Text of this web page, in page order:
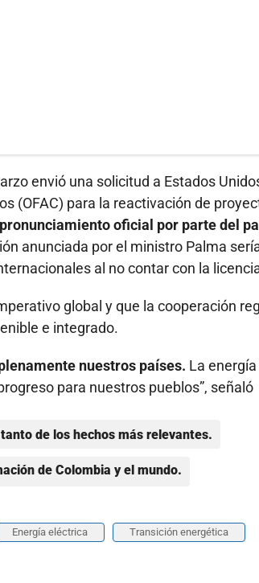
envió una solicitud a Estados
(OFAC) para la reactivación de
oficial por parte del
anunciada por el ministro Palma
al no contar con la
global y que la cooperación
e integrado.
nuestros países. La
para nuestros pueblos”, señaló
de los hechos más relevantes.
de Colombia y el mundo.
Energía eléctrica Transición energética